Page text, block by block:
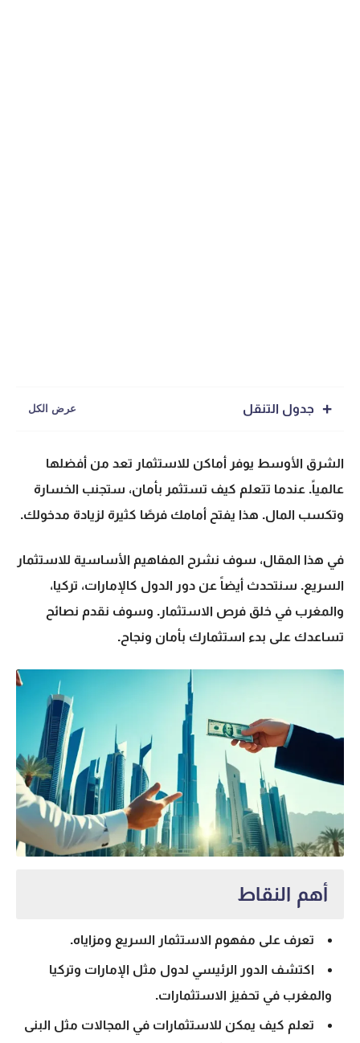
جدول التنقل
الشرق الأوسط يوفر أماكن للاستثمار تعد من أفضلها
عالمياً. عندما تتعلم كيف تستثمر بأمان، ستجنب الخسارة
وتكسب المال. هذا يفتح أمامك فرصًا كثيرة لزيادة مدخولك.
في هذا المقال، سوف نشرح المفاهيم الأساسية للاستثمار
السريع. سنتحدث أيضاً عن دور الدول كالإمارات، تركيا،
والمغرب في خلق فرص الاستثمار. وسوف نقدم نصائح
تساعدك على بدء استثمارك بأمان ونجاح.
أهم النقاط
تعرف على مفهوم الاستثمار السريع ومزاياه.
اكتشف الدور الرئيسي لدول مثل الإمارات وتركيا
والمغرب في تحفيز الاستثمارات.
تعلم كيف يمكن للاستثمارات في المجالات مثل البنى